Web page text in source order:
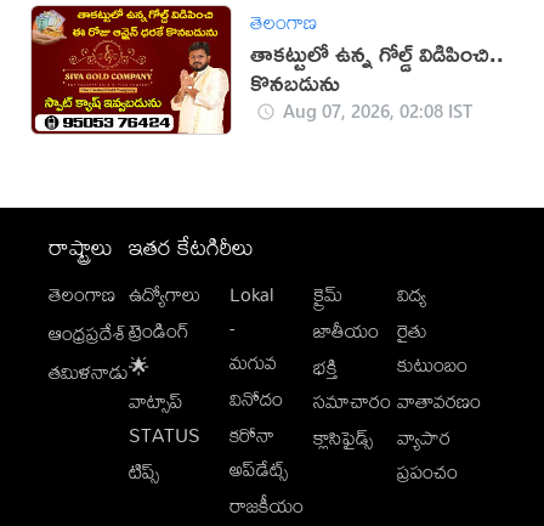
తెలంగాణ
తాకట్టులో ఉన్న గోల్డ్ విడిపించి..
కొనబడును
Aug 07, 2026, 02:08 IST
రాష్ట్రాలు
తెలంగాణ
ఆంధ్రప్రదేశ్
తమిళనాడు
ఇతర కేటగిరీలు
ఉద్యోగాలు
ట్రెండింగ్
🌟
వాట్సాప్
STATUS
టిప్స్
Lokal
-
మగువ
వినోదం
కరోనా
అప్‌డేట్స్
రాజకీయం
క్రైమ్
జాతీయం
భక్తి
సమాచారం
క్లాసిఫైడ్స్
విద్య
రైతు
కుటుంబం
వాతావరణం
వ్యాపార
ప్రపంచం